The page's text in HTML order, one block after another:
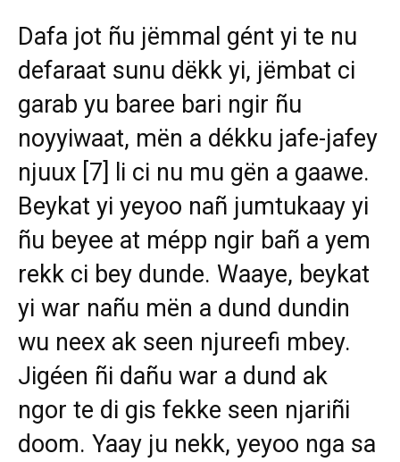
Dafa jot ñu jëmmal gént yi te nu
defaraat sunu dëkk yi, jëmbat ci
garab yu baree bari ngir ñu
noyyiwaat, mën a dékku jafe-jafey
njuux [7]
li ci nu mu gën a gaawe.
Beykat yi yeyoo nañ jumtukaay yi
ñu beyee at mépp ngir bañ a yem
rekk ci bey dunde. Waaye, beykat
yi war nañu mën a dund dundin
wu neex ak seen njureefi mbey.
Jigéen ñi dañu war a dund ak
ngor te di gis fekke seen njariñi
doom. Yaay ju nekk, yeyoo nga sa